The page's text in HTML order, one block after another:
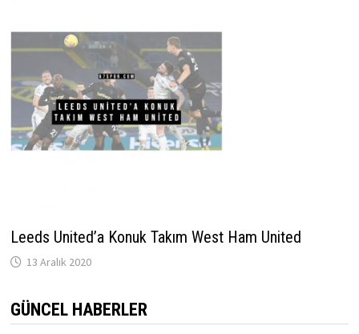
Leeds United’a Konuk Takım West Ham United
13 Aralık 2020
GÜNCEL HABERLER